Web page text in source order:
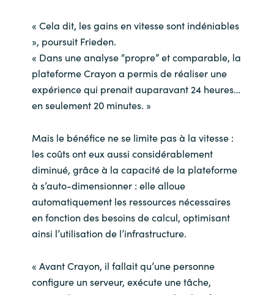
« Cela dit, les gains en vitesse sont indéniables
», poursuit Frieden.
« Dans une analyse “propre” et comparable, la
plateforme Crayon a permis de réaliser une
expérience qui prenait auparavant 24 heures…
en seulement 20 minutes. »
Mais le bénéfice ne se limite pas à la vitesse :
les coûts ont eux aussi considérablement
diminué, grâce à la capacité de la plateforme
à s’auto-dimensionner : elle alloue
automatiquement les ressources nécessaires
en fonction des besoins de calcul, optimisant
ainsi l’utilisation de l’infrastructure.
« Avant Crayon, il fallait qu’une personne
configure un serveur, exécute une tâche,